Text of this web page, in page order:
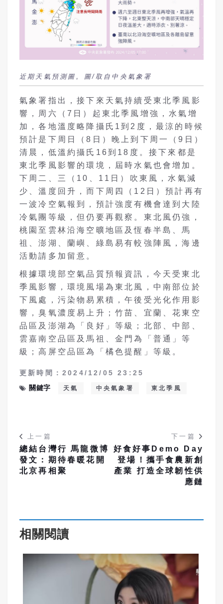
近期天氣預測圖。圖/取自中央氣象署
氣象署指出，接下來天氣持續受東北季風影
響，周六（7日）起東北季風增強，水氣增
加，各地溫度略降攝氏1到2度，最涼的時候
預計是下周日（8日）晚上到下周一（9日）
清晨，低溫約攝氏16到18度。接下來都是
東北季風影響的環境，屆時水氣也會增加。
下周二、三（10、11日）吹東風，水氣減
少、溫度回升，而下周四（12日）預計再有
一波冷空氣報到，預計強度有機會達到大陸
冷氣團等級，但仍要再觀察。東北風仍強，
桃園至雲林沿海空曠地區及恆春半島、馬
祖、澎湖、蘭嶼、綠島易有較強陣風，海邊
活動請多加留意。
根據環境部空氣品質預報資訊，今天受東北
季風影響，環境風場為東北風，中南部位於
下風處，污染物易累積，午後受光化作用影
響，臭氧濃度易上升；竹苗、宜蘭、花東空
品區及澎湖為「良好」等級；北部、中部、
雲嘉南空品區及馬祖、金門為「普通」等
級；高屏空品區為「橘色提醒」等級。
更新時間：2024/12/05 23:25
關鍵字
天氣 中央氣象署 東北季風
上一篇
總結台灣行 馬龍微博
發文：期待春暖花開
北京再相聚
下一篇
好食好事Demo Day
登場！攜手食農新創
產業 打造全球韌性供
應鏈
相關閱讀